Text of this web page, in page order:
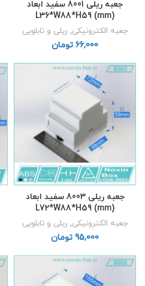
جعبه ریلی 8001 سفید ابعاد
L36*W88*H59 (mm)
جعبه الکترونیکی, ریلی و تابلویی
تومان
جعبه ریلی 8003 سفید ابعاد
L72*W88*H59 (mm)
جعبه الکترونیکی, ریلی و تابلویی
تومان